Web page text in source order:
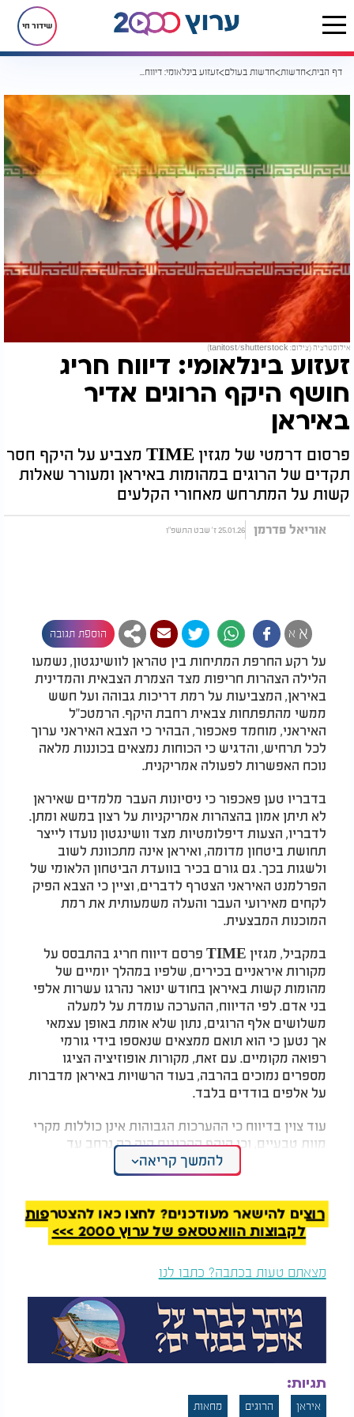
שידור חי
דף הבית חדשות חדשות בעולם זעזוע בינלאומי: דיווח חריג חושף היקף הרוגים אדיר באיראן
אילוסטרציה (צילום: tanitost/shutterstock)
זעזוע בינלאומי: דיווח חריג
חושף היקף הרוגים אדיר
באיראן
פרסום דרמטי של מגזין TIME מצביע על היקף חסר
תקדים של הרוגים במהומות באיראן ומעורר שאלות
קשות על המתרחש מאחורי הקלעים
אוריאל פדרמן 25.01.26 ז' שבט התשפ"ו
א א הוספת תגובה
על רקע החרפת המתיחות בין טהראן לוושינגטון, נשמעו
הלילה הצהרות חריפות מצד הצמרת הצבאית והמדינית
באיראן, המצביעות על רמת דריכות גבוהה ועל חשש
ממשי מהתפתחות צבאית רחבת היקף. הרמטכ"ל
האיראני, מוחמד פאכפור, הבהיר כי הצבא האיראני ערוך
לכל תרחיש, והדגיש כי הכוחות נמצאים בכוננות מלאה
נוכח האפשרות לפעולה אמריקנית.
בדבריו טען פאכפור כי ניסיונות העבר מלמדים שאיראן
לא תיתן אמון בהצהרות אמריקניות על רצון במשא ומתן.
לדבריו, הצעות דיפלומטיות מצד וושינגטון נועדו לייצר
תחושת ביטחון מדומה, ואיראן אינה מתכוונת לשוב
ולשגות בכך. גם גורם בכיר בוועדת הביטחון הלאומי של
הפרלמנט האיראני הצטרף לדברים, וציין כי הצבא הפיק
לקחים מאירועי העבר והעלה משמעותית את רמת
המוכנות המבצעית.
במקביל, מגזין TIME פרסם דיווח חריג בהתבסס על
מקורות איראניים בכירים, שלפיו במהלך יומיים של
מהומות קשות באיראן בחודש ינואר נהרגו עשרות אלפי
בני אדם. לפי הדיווח, ההערכה עומדת על למעלה
משלושים אלף הרוגים, נתון שלא אומת באופן עצמאי
אך נטען כי הוא תואם ממצאים שנאספו בידי גורמי
רפואה מקומיים. עם זאת, מקורות אופוזיציה הציגו
מספרים נמוכים בהרבה, בעוד הרשויות באיראן מדברות
על אלפים בודדים בלבד.
עוד צוין בדיווח כי ההערכות הגבוהות אינן כוללות מקרי
מוות טבעיים, וכי היקף ההרוגים היה כה נרחב עד
שמערך הקבורה האיראני התקשה להתמודד עם העומס.
לפי הנטען, נעשה שימוש בכלי רכב כבדים לצורך פינוי
המלצות נוספות
ברזיל: אסון בכביש
בתאונה קשה
תיעוד דרמטי של רגע
להמשך קריאה
רוצים להישאר מעודכנים? לחצו כאן להצטרפות
לקבוצות הוואטסאפ של ערוץ 2000 >>>
מצאתם טעות בכתבה? כתבו לנו
תגיות:
איראן הרוגים מחאות